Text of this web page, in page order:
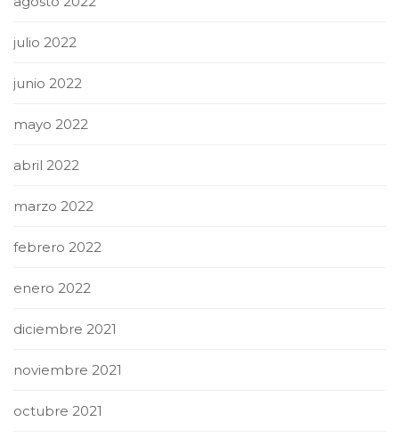
julio 2022
junio 2022
mayo 2022
abril 2022
marzo 2022
febrero 2022
enero 2022
diciembre 2021
noviembre 2021
octubre 2021